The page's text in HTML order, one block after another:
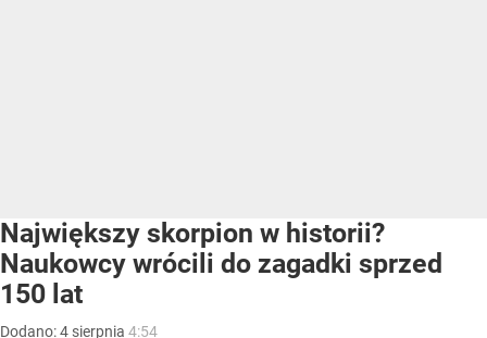
Największy skorpion w historii?
Naukowcy wrócili do zagadki sprzed
150 lat
Dodano:4 sierpnia 4:54